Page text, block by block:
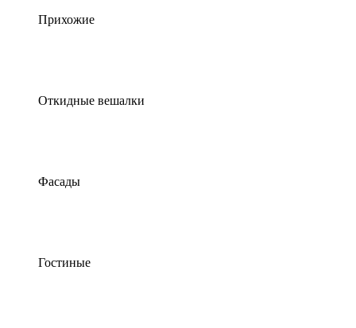
Прихожие
Откидные вешалки
Фасады
Гостиные